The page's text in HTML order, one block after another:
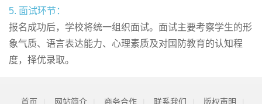
5. 面试环节：
报名成功后，学校将统一组织面试。面试主要考察学生的形
象气质、语言表达能力、心理素质及对国防教育的认知程
度，择优录取。
首页 网站简介 商务合作 联系我们 版权声明